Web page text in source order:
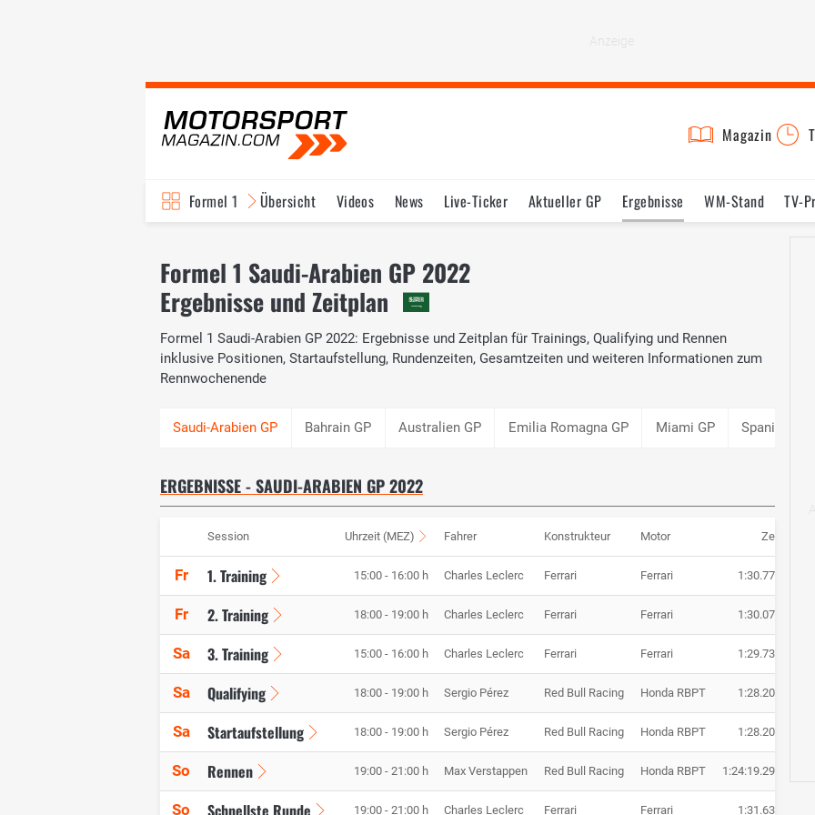
Magazin
Formel 1 Übersicht Videos News Live-Ticker Aktueller GP Ergebnisse WM-Stand TV-
Formel 1 Saudi-Arabien GP 2022
Ergebnisse und Zeitplan
Formel 1 Saudi-Arabien GP 2022: Ergebnisse und Zeitplan für Trainings, Qualifying und Rennen
inklusive Positionen, Startaufstellung, Rundenzeiten, Gesamtzeiten und weiteren Informationen zum
Rennwochenende
Bahrain GP Australien GP Emilia Romagna GP Miami GP Spanien GP
ERGEBNISSE - SAUDI-ARABIEN GP 2022
Session Uhrzeit (MEZ) Fahrer Konstrukteur Motor Zeit
Fr 1. Training 15:00 - 16:00 h Charles Leclerc Ferrari Ferrari 1:30.772
Fr 2. Training 18:00 - 19:00 h Charles Leclerc Ferrari Ferrari 1:30.074
Sa 3. Training 15:00 - 16:00 h Charles Leclerc Ferrari Ferrari 1:29.735
Sa Qualifying 18:00 - 19:00 h Sergio Pérez Red Bull Racing Honda RBPT 1:28.200
Sa Startaufstellung 18:00 - 19:00 h Sergio Pérez Red Bull Racing Honda RBPT 1:28.200
So Rennen 19:00 - 21:00 h Max Verstappen Red Bull Racing Honda RBPT 1:24:19.293
So 19:00 - 21:00 h Charles Leclerc Ferrari Ferrari 1:31.634